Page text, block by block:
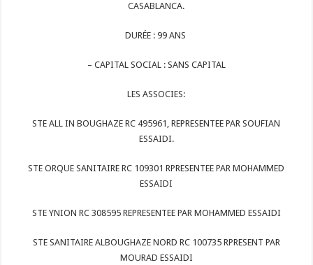
CASABLANCA.
DURÉE : 99 ANS
– CAPITAL SOCIAL : SANS CAPITAL
LES ASSOCIES:
STE ALL IN BOUGHAZE RC 495961, REPRESENTEE PAR SOUFIAN
ESSAIDI.
STE ORQUE SANITAIRE RC 109301 RPRESENTEE PAR MOHAMMED
ESSAIDI
STE YNION RC 308595 REPRESENTEE PAR MOHAMMED ESSAIDI
STE SANITAIRE ALBOUGHAZE NORD RC 100735 RPRESENT PAR
MOURAD ESSAIDI